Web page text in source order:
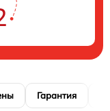
Гарантия